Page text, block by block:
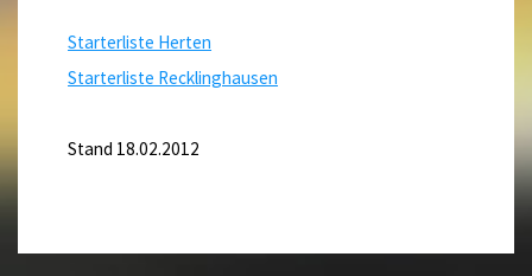
Starterliste Herten
Starterliste Recklinghausen
Stand 18.02.2012